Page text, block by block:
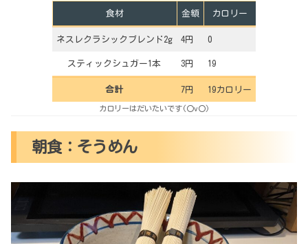
食材 金額 カロリー
ネスレクラシックブレンド2g 4円 0
スティックシュガー1本 3円 19
合計 7円 19カロリー
カロリーはだいたいです(〇v〇)
朝食：そうめん